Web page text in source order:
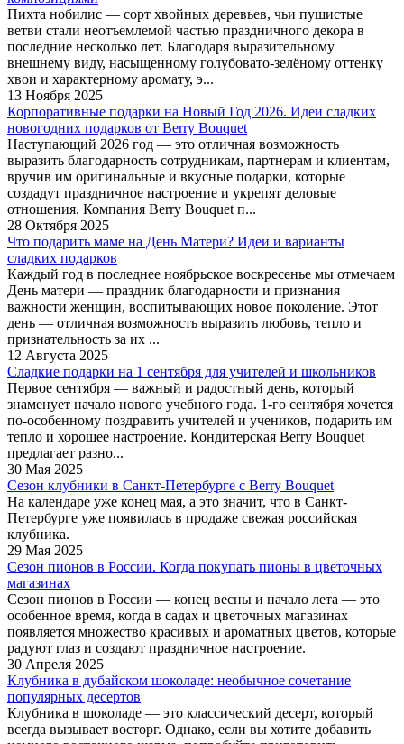
Пихта нобилис — сорт хвойных деревьев, чьи пушистые
ветви стали неотъемлемой частью праздничного декора в
последние несколько лет. Благодаря выразительному
внешнему виду, насыщенному голубовато-зелёному оттенку
хвои и характерному аромату, э...
13 Ноября 2025
Корпоративные подарки на Новый Год 2026. Идеи сладких
новогодних подарков от Berry Bouquet
Наступающий 2026 год — это отличная возможность
выразить благодарность сотрудникам, партнерам и клиентам,
вручив им оригинальные и вкусные подарки, которые
создадут праздничное настроение и укрепят деловые
отношения. Компания Berry Bouquet п...
28 Октября 2025
Что подарить маме на День Матери? Идеи и варианты
сладких подарков
Каждый год в последнее ноябрьское воскресенье мы отмечаем
День матери — праздник благодарности и признания
важности женщин, воспитывающих новое поколение. Этот
день — отличная возможность выразить любовь, тепло и
признательность за их ...
12 Августа 2025
Сладкие подарки на 1 сентября для учителей и школьников
Первое сентября — важный и радостный день, который
знаменует начало нового учебного года. 1-го сентября хочется
по-особенному поздравить учителей и учеников, подарить им
тепло и хорошее настроение. Кондитерская Berry Bouquet
предлагает разно...
30 Мая 2025
Сезон клубники в Санкт-Петербурге c Berry Bouquet
На календаре уже конец мая, а это значит, что в Санкт-
Петербурге уже появилась в продаже свежая российская
клубника.
29 Мая 2025
Сезон пионов в России. Когда покупать пионы в цветочных
магазинах
Сезон пионов в России — конец весны и начало лета — это
особенное время, когда в садах и цветочных магазинах
появляется множество красивых и ароматных цветов, которые
радуют глаз и создают праздничное настроение.
30 Апреля 2025
Клубника в дубайском шоколаде: необычное сочетание
популярных десертов
Клубника в шоколаде — это классический десерт, который
всегда вызывает восторг. Однако, если вы хотите добавить